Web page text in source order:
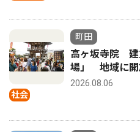
社会
町田
高ヶ坂寺院 建
場」 地域に
2026.08.06